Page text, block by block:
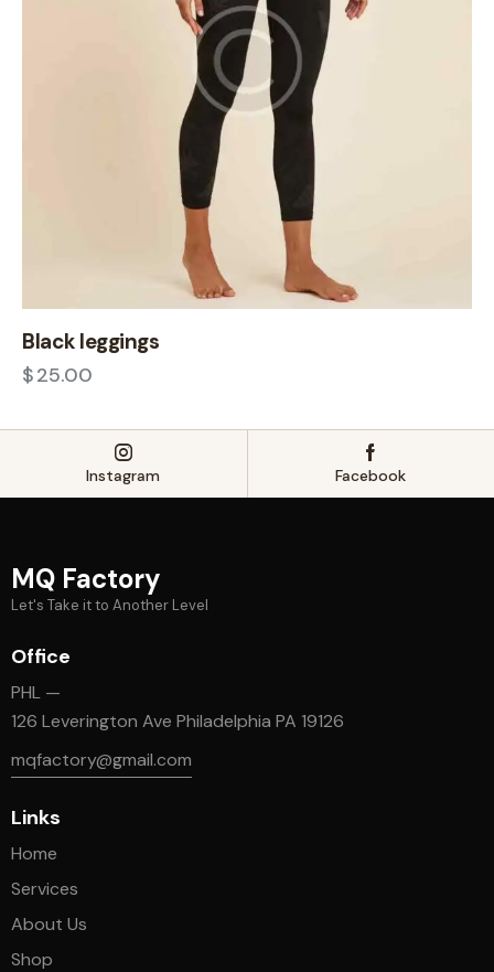
Black leggings
$25.00
Instagram Facebook
MQ Factory
Let's Take it to Another Level
Office
PHL —
126 Leverington Ave Philadelphia PA 19126
mqfactory@gmail.com
Links
Home
Services
About Us
Shop